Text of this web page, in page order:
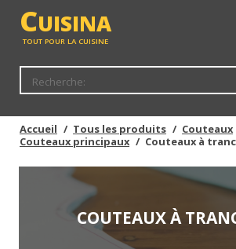
CUISINA
TOUT POUR LA CUISINE
Accueil Tous les produits
Couteaux
Couteaux principaux
Couteaux à
COUTEAUX À